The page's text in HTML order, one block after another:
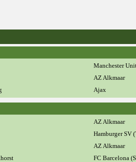
Manchester
AZ Alkmaar
Ajax
AZ Alkmaar
Hamburger SV
AZ Alkmaar
FC Barcelona